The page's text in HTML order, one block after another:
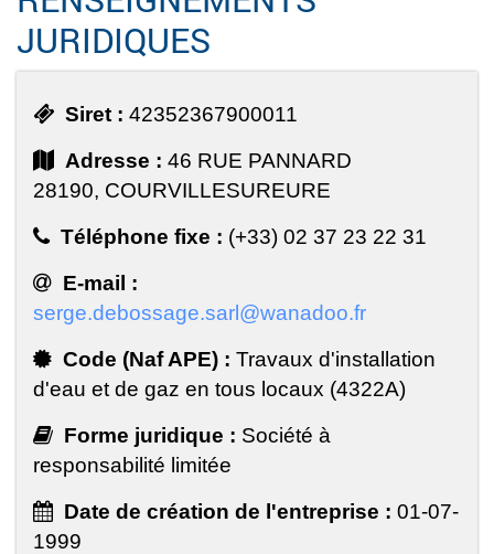
JURIDIQUES
Siret : 42352367900011
Adresse : 46 RUE PANNARD
28190, COURVILLESUREURE
Téléphone fixe : (+33) 02 37 23 22 31
E-mail :
serge.debossage.sarl@wanadoo.fr
Code (Naf APE) : Travaux d'installation
d'eau et de gaz en tous locaux (4322A)
Forme juridique : Société à
responsabilité limitée
Date de création de l'entreprise : 01-07-
1999